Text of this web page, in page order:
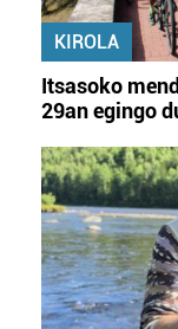
KIROLA
Itsasoko
29an egingo